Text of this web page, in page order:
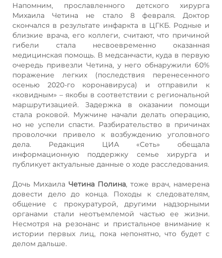
Напомним, прославленного детского хирурга
Михаила Четина не стало 8 февраля. Доктор
скончался в результате инфаркта в ЦГКБ. Родные и
близкие врача, его коллеги, считают, что причиной
гибели стала несвоевременно оказанная
медицинская помощь. В медсанчасти, куда в первую
очередь привезли Четина, у него обнаружили 60%
поражение легких (последствия перенесенного
осенью 2020-го коронавируса) и отправили к
«ковидным» – якобы в соответствии с региональной
маршрутизацией. Задержка в оказании помощи
стала роковой. Мужчине начали делать операцию,
но не успели спасти. Разбирательство в причинах
проволочки привело к возбуждению уголовного
дела. Редакция ЦИА «Сеть» обещала
информационную поддержку семье хирурга и
публикует актуальные данные о ходе расследования.
Дочь Михаила Четина Полина, тоже врач, намерена
довести дело до конца. Походы к следователям,
общение с прокуратурой, другими надзорными
органами стали неотъемлемой частью ее жизни.
Несмотря на резонанс и пристальное внимание к
истории первых лиц, пока непонятно, что будет с
делом дальше.